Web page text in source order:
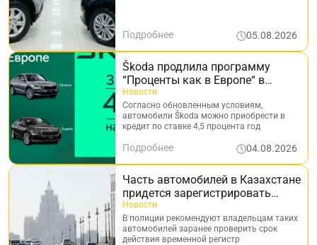
Подробнее 05.08.2026
Škoda продлила программу
“Проценты как в Европе“ в
Казахстане
Новости
Согласно обновленным условиям,
автомобили Škoda можно приобрести в
кредит по ставке 4,5 процента год
Подробнее 04.08.2026
Часть автомобилей в Казахстане
придется зарегистрировать
заново - кого это касается
Новости
В полиции рекомендуют владельцам таких
автомобилей заранее проверить срок
действия временной регистр